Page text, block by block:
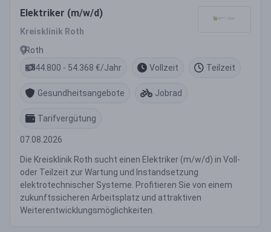
Elektriker (m/w/d)
Kreisklinik Roth
Roth
44.800 - 54.368 €/Jahr
Vollzeit Teilzeit
Gesundheitsangebote Jobrad
Tarifvergütung
07.08.2026
Die Kreisklinik Roth sucht einen Elektriker (m/w/d) in Voll-
oder Teilzeit zur Wartung und Instandsetzung
elektrotechnischer Systeme. Profitieren Sie von einem
zukunftssicheren Arbeitsplatz und attraktiven
Weiterentwicklungsmöglichkeiten.